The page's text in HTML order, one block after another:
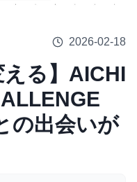
2026-02-18
える】AICHI
の出会いが